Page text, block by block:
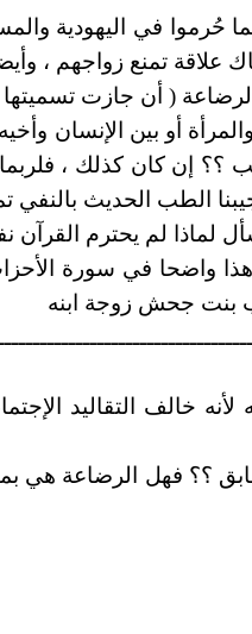
حُرموا في اليهودية
علاقة تمنع زواجهم ،
( أن جازت
أو بين الإنسان
إن كان كذلك ،
الطب الحديث بالنفي
لماذا لم يحترم
بنت جحش زوجة ابنه
خالف التقاليد
؟؟ فهل الرضاعة هي